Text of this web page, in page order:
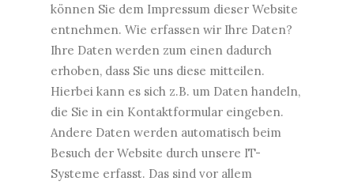
können Sie dem Impressum dieser Website
entnehmen. Wie erfassen wir Ihre Daten?
Ihre Daten werden zum einen dadurch
erhoben, dass Sie uns diese mitteilen.
Hierbei kann es sich z.B. um Daten handeln,
die Sie in ein Kontaktformular eingeben.
Andere Daten werden automatisch beim
Besuch der Website durch unsere IT-
Systeme erfasst. Das sind vor allem